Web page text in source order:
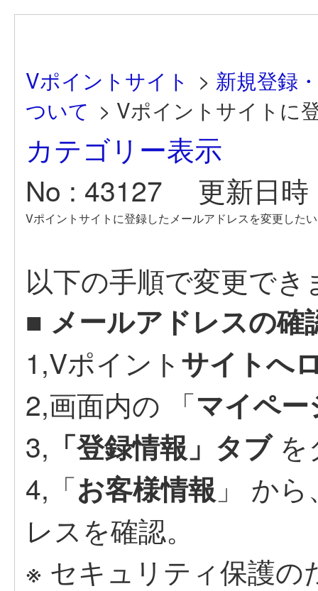
Vポイントサイト > 新規登録
ついて > Vポイントサイトに
カテゴリー表示
No : 43127
更新日
Vポイントサイトに登録したメールアドレスを変更した
以下の手順で変更でき
■ メールアドレスの確
1,Vポイントサイトへ
2,画面内の 「マイペー
3, 「登録情報」タブ
4,「お客様情報 」 か
レスを確認。
※ セキュリティ保護の